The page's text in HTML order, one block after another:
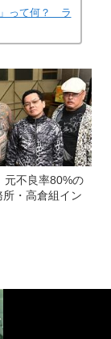
って何？ ラ
不良率80%の
・高倉組イン